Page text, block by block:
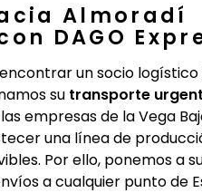
Almoradí
DAGO
un socio
su transporte
empresas de la Vega
una línea de
Por ello, ponemos a
a cualquier punto de